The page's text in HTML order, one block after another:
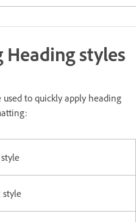
styles
to quickly apply heading
style